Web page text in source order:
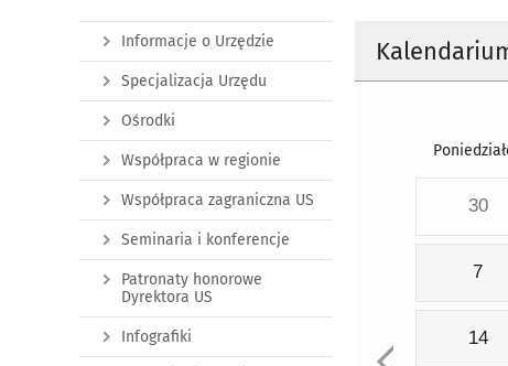
30
7
14
Informacje o Urzędzie
Specjalizacja Urzędu
Ośrodki
Współpraca w regionie
Współpraca zagraniczna US
Seminaria i konferencje
Patronaty honorowe
Dyrektora US
Infografiki